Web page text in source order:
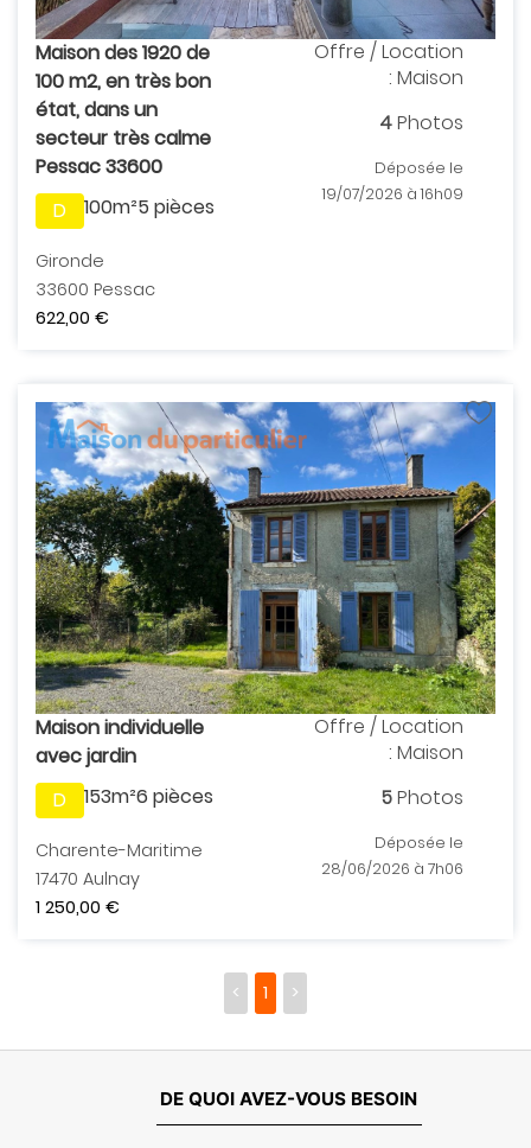
Maison des 1920 de
100 m2, en très bon
état, dans un
secteur très calme
Pessac 33600
D
100m²5 pièces
Gironde
33600 Pessac
622,00 €
Offre / Location
: Maison
4Photos
Déposée le
19/07/2026 à 16h09
Maison individuelle
avec jardin
D
153m²6 pièces
Charente-Maritime
17470 Aulnay
1 250,00 €
Offre / Location
: Maison
5Photos
Déposée le
28/06/2026 à 7h06
< 1 >
DE QUOI AVEZ-VOUS BESOIN